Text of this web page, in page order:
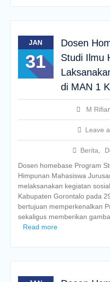
JAN
31
Dosen
Studi Ilmu
di MAN 1
M
Leave
Berita
Dosen homebase Program
Himpunan Mahasiswa
melaksanakan kegiatan
Kabupaten Gorontalo pada
bertujuan memperkenalkan
sekaligus memberikan
Read more